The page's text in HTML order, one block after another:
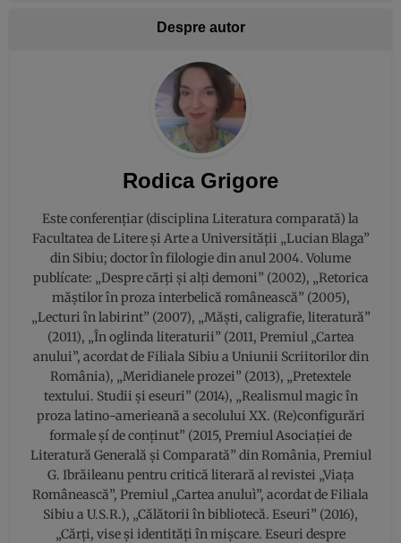
Despre autor
Rodica Grigore
Este conferențiar (disciplina Literatura comparată) la
Facultatea de Litere și Arte a Universității „Lucian Blaga”
din Sibiu; doctor în filologie din anul 2004. Volume
publícate: „Despre cărți și alți demoni” (2002), „Retorica
măştilor în proza interbelică românească” (2005),
„Lecturi în labirint” (2007), „Măşti, caligrafie, literatură”
(2011), „În oglinda literaturii” (2011, Premiul „Cartea
anului”, acordat de Filiala Sibiu a Uniunii Scriitorilor din
România), „Meridianele prozei” (2013), „Pretextele
textului. Studii și eseuri” (2014), „Realismul magic în
proza latino-amerieană a secolului XX. (Re)configurări
formale şí de conținut” (2015, Premiul Asociației de
Literatură Generală și Comparată” din România, Premiul
G. Ibrăileanu pentru critică literară al revistei „Viața
Românească”, Premiul „Cartea anuluì”, acordat de Filiala
Sibiu a U.S.R.), „Călătorii în bibliotecă. Eseuri” (2016),
„Cărți, vise și identități în mișcare. Eseuri despre